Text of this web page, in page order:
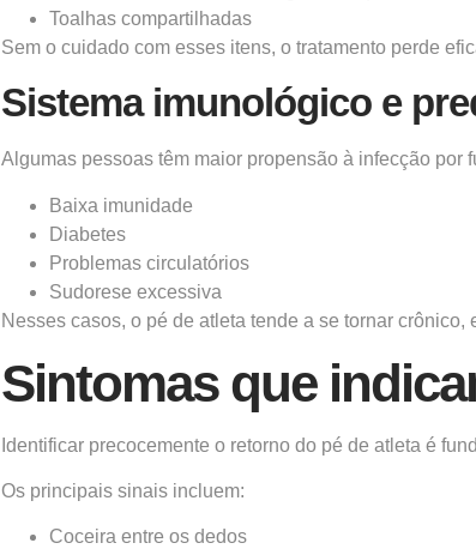
Toalhas compartilhadas
Sem o cuidado com esses itens, o tratamento perde
Sistema imunológico e
Algumas pessoas têm maior propensão à infecção por
Baixa imunidade
Diabetes
Problemas circulatórios
Sudorese excessiva
Nesses casos, o pé de atleta tende a se tornar
Sintomas que
Identificar precocemente o retorno do pé de atleta é
Os principais sinais incluem:
Coceira entre os dedos